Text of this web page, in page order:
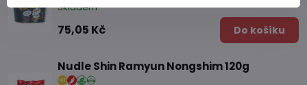
Skladem
75,05 Kč Do košíku
Nudle Shin Ramyun Nongshim 120g